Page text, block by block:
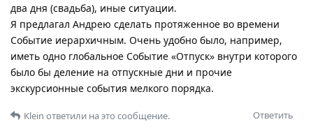
два дня (свадьба), иные ситуации.
Я предлагал Андрею сделать протяженное во времени
Событие иерархичным. Очень удобно было, например,
иметь одно глобальное Событие «Отпуск» внутри которого
было бы деление на отпускные дни и прочие
экскурсионные события мелкого порядка.
Ответить
Klein ответили на это сообщение.